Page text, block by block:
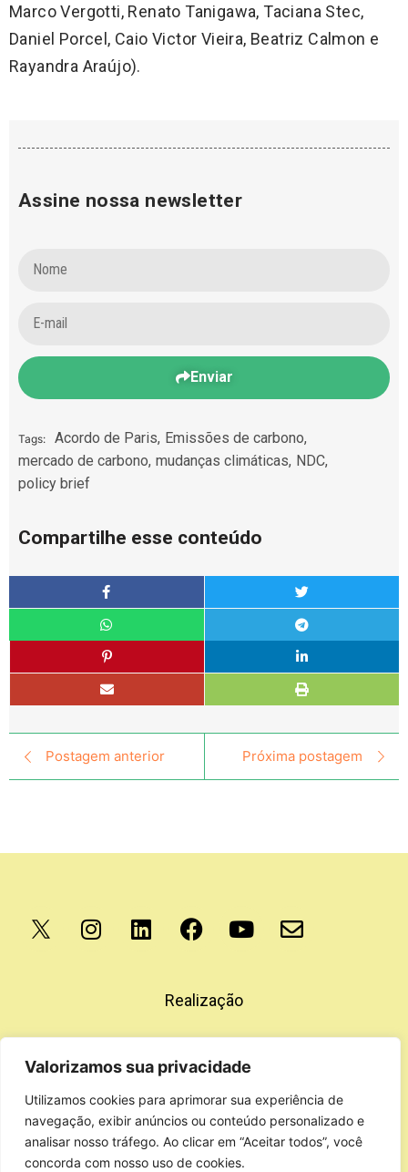
Valorizamos sua privacidade
Utilizamos cookies para aprimorar sua experiência de
navegação, exibir anúncios ou conteúdo personalizado e
analisar nosso tráfego. Ao clicar em “Aceitar todos”, você
concorda com nosso uso de cookies.
Marco Vergotti, Renato Tanigawa, Taciana Stec,
Daniel Porcel, Caio Victor Vieira, Beatriz Calmon e
Rayandra Araújo).
Assine nossa newsletter
Enviar
Tags: Acordo de Paris, Emissões de carbono,
mercado de carbono, mudanças climáticas, NDC,
policy brief
Compartilhe esse conteúdo
Postagem anterior Próxima postagem
Realização